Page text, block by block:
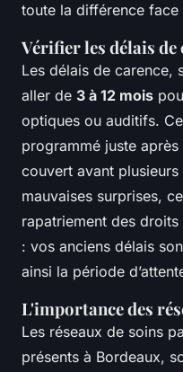
toute la différence face
Vérifier les délais de
Les délais de carence,
aller de 3 à 12 mois
optiques ou auditifs.
programmé juste
couvert avant
mauvaises surprises,
rapatriement des
: vos anciens délais
ainsi la période
L'importance des
Les réseaux de soins
présents à Bordeaux,